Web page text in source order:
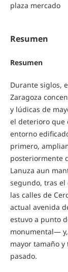
plaza mercado
Resumen
Resumen
Durante siglos,
Zaragoza
y lúdicas de
el deterioro que
entorno
primero,
posteriormente
Lanuza aun
segundo, tras
las calles de
actual avenida
estuvo a punto
monumental—
mayor tamaño
pasado.